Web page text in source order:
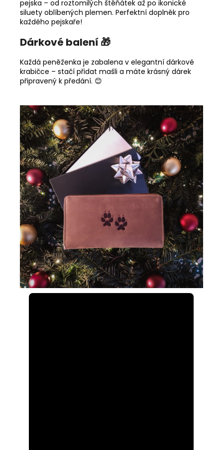
pejska – od roztomilých štěňátek až po ikonické
siluety oblíbených plemen. Perfektní doplněk pro
každého pejskaře!
Dárkové balení 🎁
Každá peněženka je zabalena v elegantní dárkové
krabičce – stačí přidat mašli a máte krásný dárek
připravený k předání. 😊